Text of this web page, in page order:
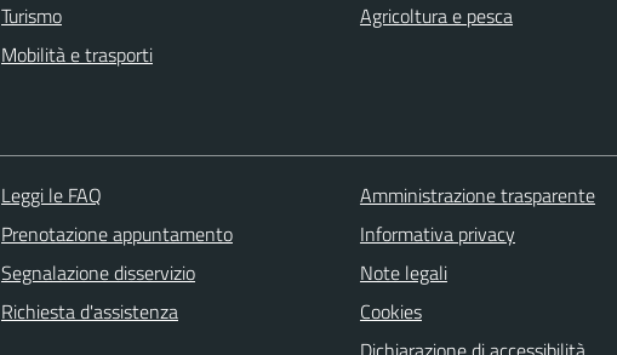
Turismo
Mobilità e trasporti
Agricoltura e pesca
Leggi le FAQ
Prenotazione appuntamento
Segnalazione disservizio
Richiesta d'assistenza
Amministrazione trasparente
Informativa privacy
Note legali
Cookies